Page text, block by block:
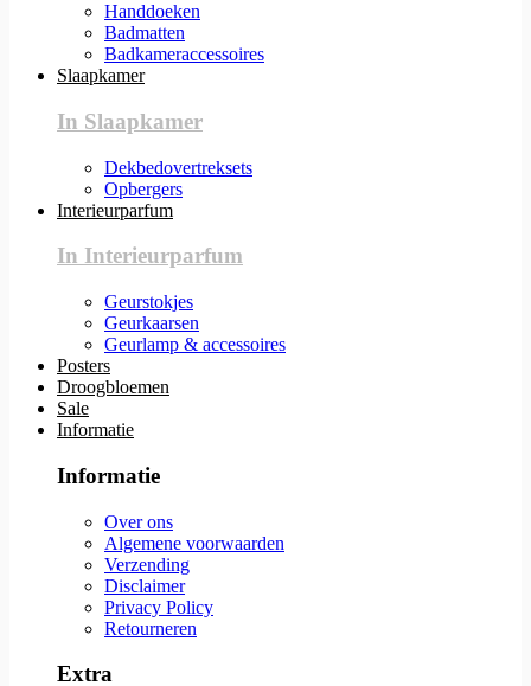
Handdoeken
Badmatten
Badkameraccessoires
Slaapkamer
In Slaapkamer
Dekbedovertreksets
Opbergers
Interieurparfum
In Interieurparfum
Geurstokjes
Geurkaarsen
Geurlamp & accessoires
Posters
Droogbloemen
Sale
Informatie
Informatie
Over ons
Algemene voorwaarden
Verzending
Disclaimer
Privacy Policy
Retourneren
Extra